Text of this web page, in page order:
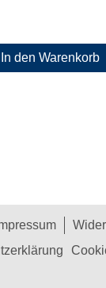
In den Warenkorb